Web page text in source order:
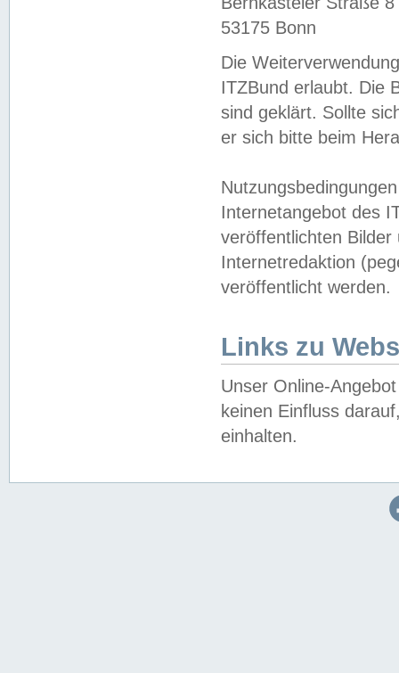
53175 Bonn
Die
ITZBund erlaubt. Die
sind geklärt. Sollte
er sich bitte beim
Internetangebot des
veröffentlichten
Internetredaktion
veröffentlicht werden.
Links zu
Unser Online-
keinen Einfluss
einhalten.